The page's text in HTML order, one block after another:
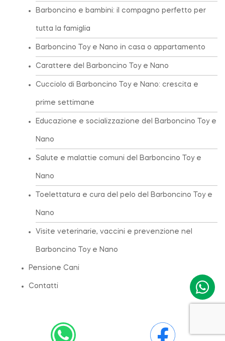
Barboncino e bambini: il compagno perfetto per
tutta la famiglia
Barboncino Toy e Nano in casa o appartamento
Carattere del Barboncino Toy e Nano
Cucciolo di Barboncino Toy e Nano: crescita e
prime settimane
Educazione e socializzazione del Barboncino Toy e
Nano
Salute e malattie comuni del Barboncino Toy e
Nano
Toelettatura e cura del pelo del Barboncino Toy e
Nano
Visite veterinarie, vaccini e prevenzione nel
Barboncino Toy e Nano
Pensione Cani
Contatti